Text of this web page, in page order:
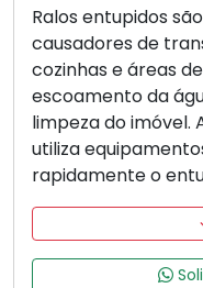
Ralos entupidos
causadores de
cozinhas e áreas
escoamento da
limpeza do imóvel.
utiliza
rapidamente o